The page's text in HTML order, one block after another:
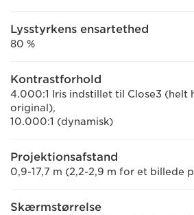
Lysstyrkens ensartethed
80 %
Kontrastforhold
4.000:1 Iris indstillet til Close3 (helt
original),
10.000:1 (dynamisk)
Projektionsafstand
0,9-17,7 m (2,2-2,9 m for et billede
Skærmstørrelse